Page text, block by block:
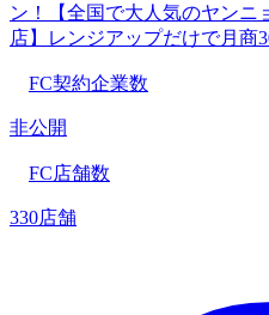
ン！【全国で大人気のヤンニ
店】レンジアップだけで月商
FC契約企業数
非公開
FC店舗数
330店舗